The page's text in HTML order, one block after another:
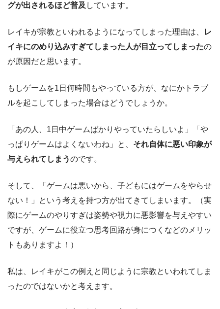
グが出されるほど普及 しています。
レイキが宗教といわれるようになってしまった理由は、
レ
イキにのめり込みすぎてしまった人が目立ってしまったの
が原因だと思います。
もしゲームを1日何時間もやっている方が、なにかトラブ
ルを起こしてしまった場合はどうでしょうか。
「あの人、1日中ゲームばかりやっていたらしいよ」「や
っぱりゲームはよくないわね」と、 それ自体に悪い印象が
与えられてしまうのです。
そして、「ゲームは悪いから、子どもにはゲームをやらせ
ない！」という考えを持つ方が出てきてしまいます。（実
際にゲームのやりすぎは姿勢や視力に悪影響を与えやすい
ですが、ゲームに役立つ思考回路が身につくなどのメリッ
トもありますよ！）
私は、レイキがこの例えと同じように宗教といわれてしま
ったのではないかと考えます。